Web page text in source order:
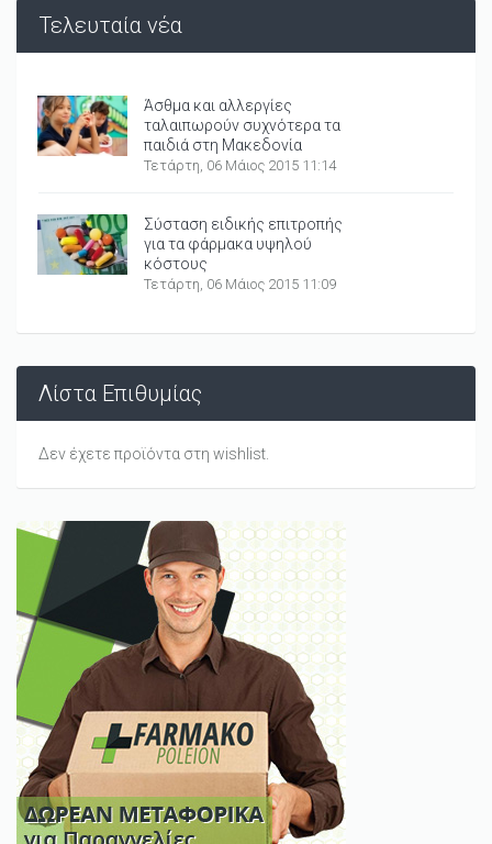
Τελευταία νέα
Άσθμα και αλλεργίες
ταλαιπωρούν συχνότερα τα
παιδιά στη Μακεδονία
Τετάρτη, 06 Μάιος 2015 11:14
Σύσταση ειδικής επιτροπής
για τα φάρμακα υψηλού
κόστους
Τετάρτη, 06 Μάιος 2015 11:09
Λίστα Επιθυμίας
Δεν έχετε προϊόντα στη wishlist.